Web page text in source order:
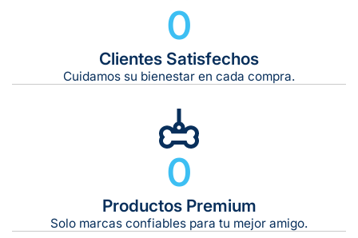
0
Clientes Satisfechos
Cuidamos su bienestar en cada compra.
0
Productos Premium
Solo marcas confiables para tu mejor amigo.